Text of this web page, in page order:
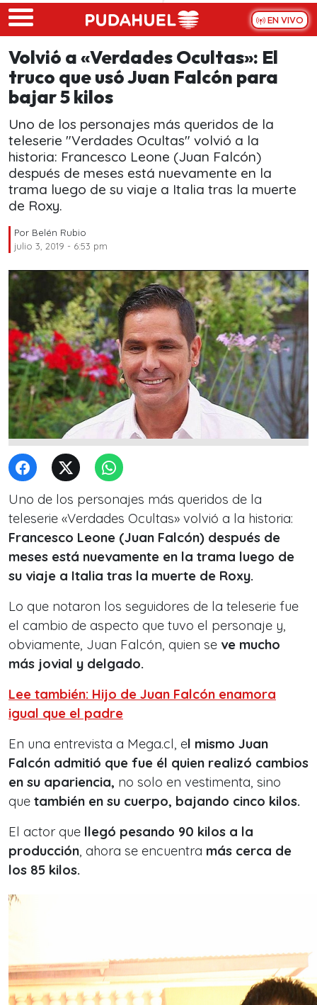
Skip to main content
EN VIVO
Volvió a «Verdades Ocultas»: El
truco que usó Juan Falcón para
bajar 5 kilos
Uno de los personajes más queridos de la
teleserie "Verdades Ocultas" volvió a la
historia: Francesco Leone (Juan Falcón)
después de meses está nuevamente en la
trama luego de su viaje a Italia tras la muerte
de Roxy.
Por Belén Rubio
julio 3, 2019 - 6:53 pm
Uno de los personajes más queridos de la
teleserie «Verdades Ocultas» volvió a la historia:
Francesco Leone (Juan Falcón) después de
meses está nuevamente en la trama luego de
su viaje a Italia tras la muerte de Roxy.
Lo que notaron los seguidores de la teleserie fue
el cambio de aspecto que tuvo el personaje y,
obviamente, Juan Falcón, quien se ve mucho
más jovial y delgado.
Lee también: Hijo de Juan Falcón enamora
igual que el padre
En una entrevista a Mega.cl, el mismo Juan
Falcón admitió que fue él quien realizó cambios
en su apariencia, no solo en vestimenta, sino
que también en su cuerpo, bajando cinco kilos.
El actor que llegó pesando 90 kilos a la
producción, ahora se encuentra más cerca de
los 85 kilos.